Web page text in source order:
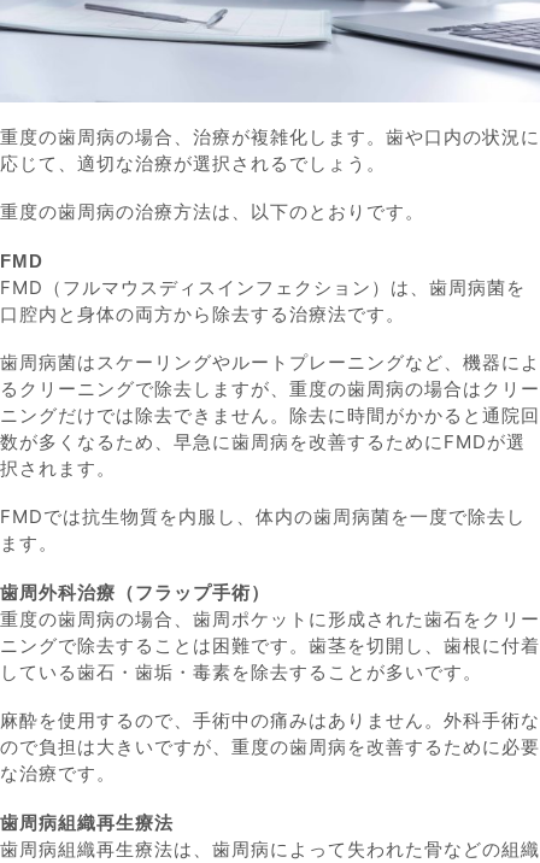
重度の歯周病の場合、治療が複雑化します。歯や口内の状況に
応じて、適切な治療が選択されるでしょう。
重度の歯周病の治療方法は、以下のとおりです。
FMD
FMD（フルマウスディスインフェクション）は、歯周病菌を
口腔内と身体の両方から除去する治療法です。
歯周病菌はスケーリングやルートプレーニングなど、機器によ
るクリーニングで除去しますが、重度の歯周病の場合はクリー
ニングだけでは除去できません。除去に時間がかかると通院回
数が多くなるため、早急に歯周病を改善するためにFMDが選
択されます。
FMDでは抗生物質を内服し、体内の歯周病菌を一度で除去し
ます。
歯周外科治療（フラップ手術）
重度の歯周病の場合、歯周ポケットに形成された歯石をクリー
ニングで除去することは困難です。歯茎を切開し、歯根に付着
している歯石・歯垢・毒素を除去することが多いです。
麻酔を使用するので、手術中の痛みはありません。外科手術な
ので負担は大きいですが、重度の歯周病を改善するために必要
な治療です。
歯周病組織再生療法
歯周病組織再生療法は、歯周病によって失われた骨などの組織